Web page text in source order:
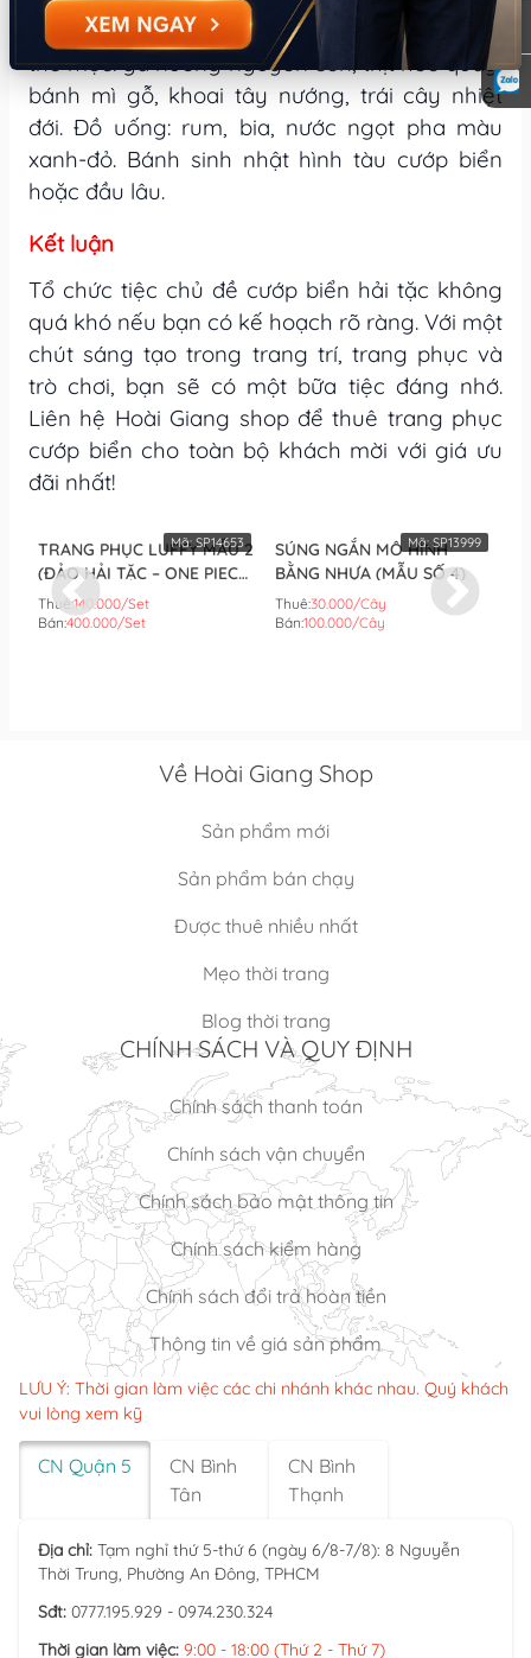
Đồ ăn nên được bày biện theo phong cách
thô mộc: gà nướng nguyên con, thịt heo quay,
bánh mì gỗ, khoai tây nướng, trái cây nhiệt
đới. Đồ uống: rum, bia, nước ngọt pha màu
xanh-đỏ. Bánh sinh nhật hình tàu cướp biển
hoặc đầu lâu.
Kết luận
Tổ chức tiệc chủ đề cướp biển hải tặc không
quá khó nếu bạn có kế hoạch rõ ràng. Với một
chút sáng tạo trong trang trí, trang phục và
trò chơi, bạn sẽ có một bữa tiệc đáng nhớ.
Liên hệ Hoài Giang shop để thuê trang phục
cướp biển cho toàn bộ khách mời với giá ưu
đãi nhất!
TRANG PHỤC LUFFY MẪU 2
(ĐẢO HẢI TẶC – ONE PIECE)
(SET)
Thuê:140.000/Set
Bán:400.000/Set
Mã:SP14653
SÚNG NGẮN MÔ HÌNH
BẰNG NHỰA (MẪU SỐ 4)
Thuê:30.000/Cây
Bán:100.000/Cây
Mã: SP13999
Về Hoài Giang Shop
Sản phẩm mới
Sản phẩm bán chạy
Được thuê nhiều nhất
Mẹo thời trang
Blog thời trang
CHÍNH SÁCH VÀ QUY ĐỊNH
Chính sách thanh toán
Chính sách vận chuyển
Chính sách bảo mật thông tin
Chính sách kiểm hàng
Chính sách đổi trả hoàn tiền
Thông tin về giá sản phẩm
LƯU Ý: Thời gian làm việc các chi nhánh khác nhau. Quý khách
vui lòng xem kỹ
CN Quận 5
CN Bình
Tân
CN Bình
Thạnh
Địa chỉ: Tạm nghỉ thứ 5-thứ 6 (ngày 6/8-7/8): 8 Nguyễn
Thời Trung, Phường An Đông, TPHCM
Sđt: 0777.195.929 - 0974.230.324
Thời gian làm việc: 9:00 - 18:00 (Thứ 2 - Thứ 7)